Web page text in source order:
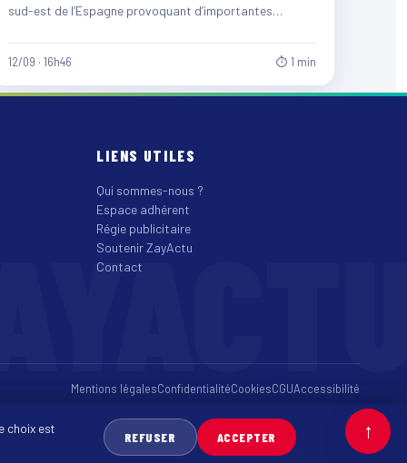
sud-est de l’Espagne provoquant d’importantes
12/09 · 16h46 ⏱ 1 min
LIENS UTILES
Qui sommes-nous ?
Espace adhérent
Régie publicitaire
Soutenir ZayActu
Contact
Mentions légalesConfidentialitéCookiesCGUAccessibilité
↑
choix est
REFUSER ACCEPTER